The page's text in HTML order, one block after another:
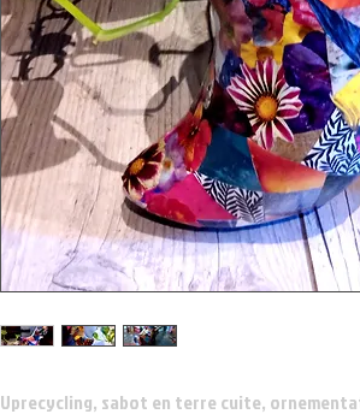
Uprecycling, sabot en terre cuite,